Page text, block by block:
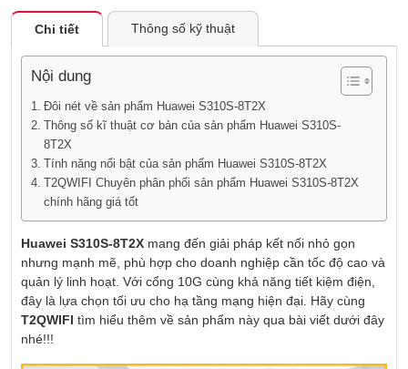
Chi tiết Thông số kỹ thuật
Nội dung
Đôi nét về sản phẩm Huawei S310S-8T2X
Thông số kĩ thuật cơ bản của sản phẩm Huawei S310S-
8T2X
Tính năng nổi bật của sản phẩm Huawei S310S-8T2X
T2QWIFI Chuyên phân phối sản phẩm Huawei S310S-8T2X
chính hãng giá tốt
Huawei S310S-8T2X mang đến giải pháp kết nối nhỏ gọn
nhưng mạnh mẽ, phù hợp cho doanh nghiệp cần tốc độ cao và
quản lý linh hoạt. Với cổng 10G cùng khả năng tiết kiệm điện,
đây là lựa chọn tối ưu cho hạ tầng mạng hiện đại. Hãy cùng
T2QWIFI tìm hiểu thêm về sản phẩm này qua bài viết dưới đây
nhé!!!